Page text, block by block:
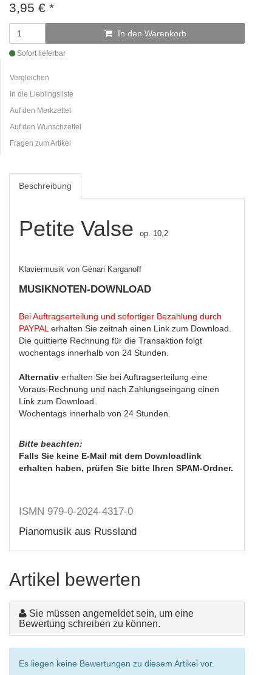
3,95 € *
In den Warenkorb
Sofort lieferbar
Vergleichen
In die Lieblingsliste
Auf den Merkzettel
Auf den Wunschzettel
Fragen zum Artikel
Beschreibung
Petite Valse op. 10,2
Klaviermusik von Génari Karganoff
MUSIKNOTEN-DOWNLOAD
Bei Auftragserteilung und sofortiger Bezahlung durch
PAYPAL erhalten Sie zeitnah einen Link zum Download.
Die quittierte Rechnung für die Transaktion folgt
wochentags innerhalb von 24 Stunden.
Alternativ erhalten Sie bei Auftragserteilung eine
Voraus-Rechnung und nach Zahlungseingang einen
Link zum Download.
Wochentags innerhalb von 24 Stunden.
Bitte beachten:
Falls Sie keine E-Mail mit dem Downloadlink
erhalten haben, prüfen Sie bitte Ihren SPAM-Ordner.
ISMN 979-0-2024-4317-0
Pianomusik aus Russland
Artikel bewerten
Sie müssen angemeldet sein, um eine
Bewertung schreiben zu können.
Es liegen keine Bewertungen zu diesem Artikel vor.